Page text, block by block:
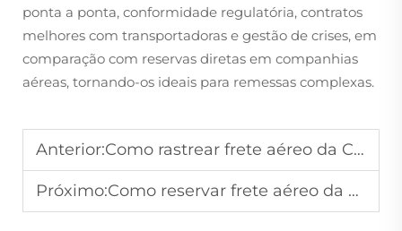
ponta a ponta, conformidade regulatória, contratos
melhores com transportadoras e gestão de crises, em
comparação com reservas diretas em companhias
aéreas, tornando-os ideais para remessas complexas.
Anterior:Como rastrear frete aéreo da China para os EUA em tempo real?
Próximo:Como reservar frete aéreo da China para os EUA para cargas urgentes?